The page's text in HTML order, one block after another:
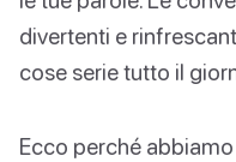
divertenti e
cose serie tutto il
Ecco perché